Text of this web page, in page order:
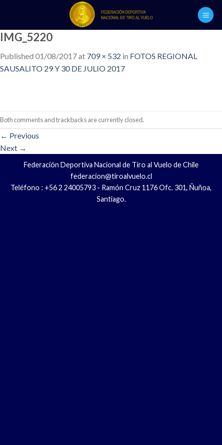
content
IMG_5220
Published 01/08/2017at 709 × 532 in FOTOS REGIONAL
SAUSALITO 29 Y 30 DE JULIO 2017
Both comments and trackbacks are currently closed.
← Previous
Next →
Federación Deportiva Nacional de Tiro al Vuelo de Chile
federacion@tiroalvuelo.cl
Teléfono : +56 2 24005793 - Ramón Cruz 1176 Ofc. 301, Ñuñoa,
Santiago.